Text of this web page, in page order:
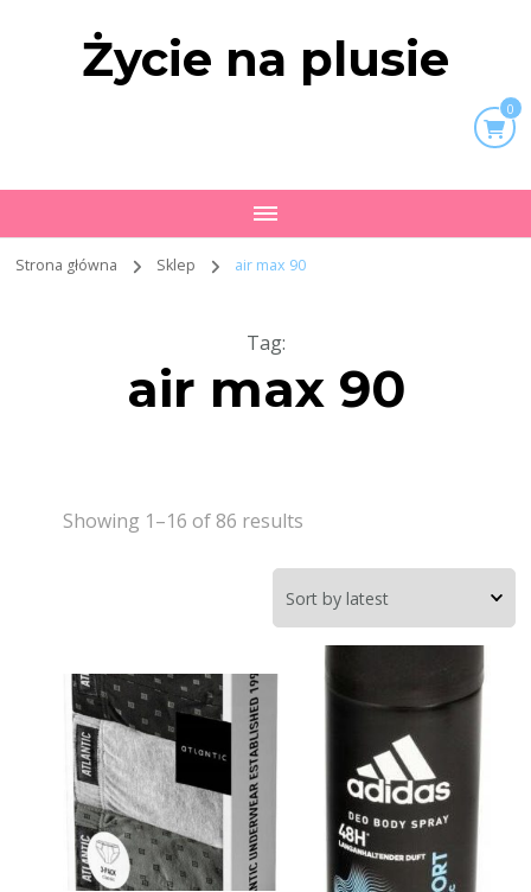
Życie na plusie
0
Strona główna Sklep air max 90
Tag:
air max 90
Showing 1–16 of 86 results